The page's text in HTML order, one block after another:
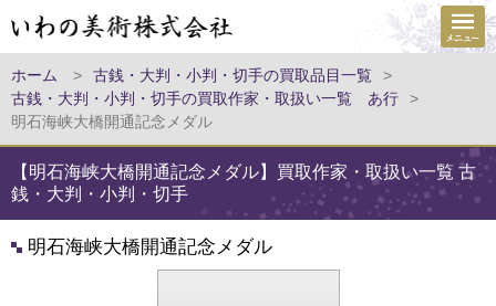
ホーム > 古銭・大判・小判・切手の買取品目一覧
>
古銭・大判・小判・切手の買取作家・取扱い一覧 あ行
>
明石海峡大橋開通記念メダル
【明石海峡大橋開通記念メダル】買取作家・取扱い一覧 古
銭・大判・小判・切手
明石海峡大橋開通記念メダル